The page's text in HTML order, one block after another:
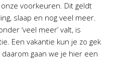
voorkeuren. Dit geldt
slaap en nog veel meer.
‘veel meer’ valt, is
Een vakantie kun je zo gek
gaan we je hier een